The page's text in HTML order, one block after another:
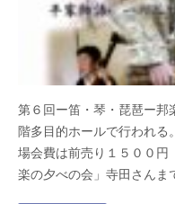
第６回ー笛・琴・琵琶ー邦
階多目的ホールで行われる
場会費は前売り１５００
楽の夕べの会」寺田さんま